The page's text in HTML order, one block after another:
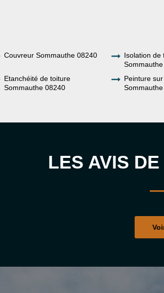
Couvreur Sommauthe 08240
Isolation de
Etanchéité de toiture
Sommauthe 08240
Peinture
LES AVIS